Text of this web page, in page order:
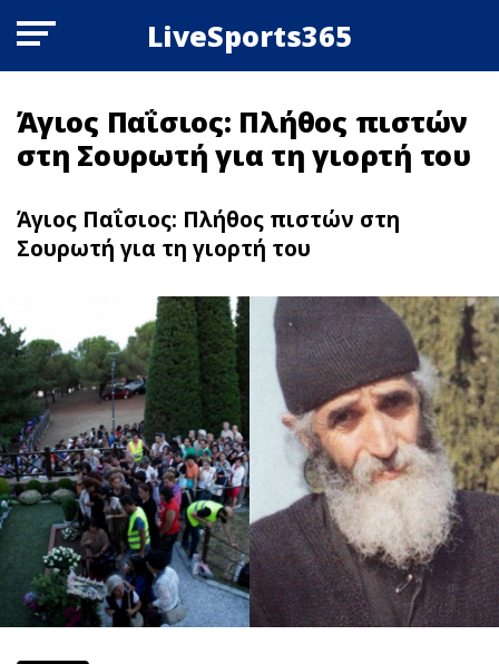
LiveSports365
Άγιος Παΐσιος: Πλήθος πιστών
στη Σουρωτή για τη γιορτή του
Άγιος Παΐσιος: Πλήθος πιστών στη
Σουρωτή για τη γιορτή του